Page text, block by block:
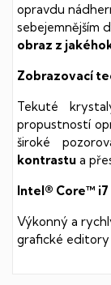
opravdu
sebejemnějším
obraz z
Zobrazovací
Tekuté
propustností
široké
kontrastu a
Intel® Core™ i7
Výkonný a
grafické editory